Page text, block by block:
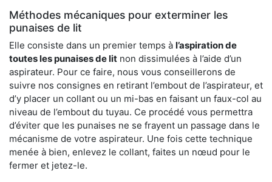
Méthodes mécaniques pour exterminer les
punaises de lit
Elle consiste dans un premier temps à l’aspiration de
toutes les punaises de lit non dissimulées à l’aide d’un
aspirateur. Pour ce faire, nous vous conseillerons de
suivre nos consignes en retirant l’embout de l’aspirateur, et
d’y placer un collant ou un mi-bas en faisant un faux-col au
niveau de l’embout du tuyau. Ce procédé vous permettra
d’éviter que les punaises ne se frayent un passage dans le
mécanisme de votre aspirateur. Une fois cette technique
menée à bien, enlevez le collant, faites un nœud pour le
fermer et jetez-le.